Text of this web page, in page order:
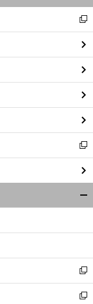
前
へ
閉
る
新
し
い
ウ
ィ
ン
ド
ウ
で
開
く
新
し
い
ウ
ィ
ン
ウ
開
く
新
し
い
新